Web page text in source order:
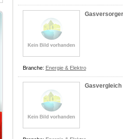
Branche: Energie & Elektro
Gasvergleich